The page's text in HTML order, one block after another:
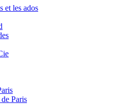
et les ados
Paris